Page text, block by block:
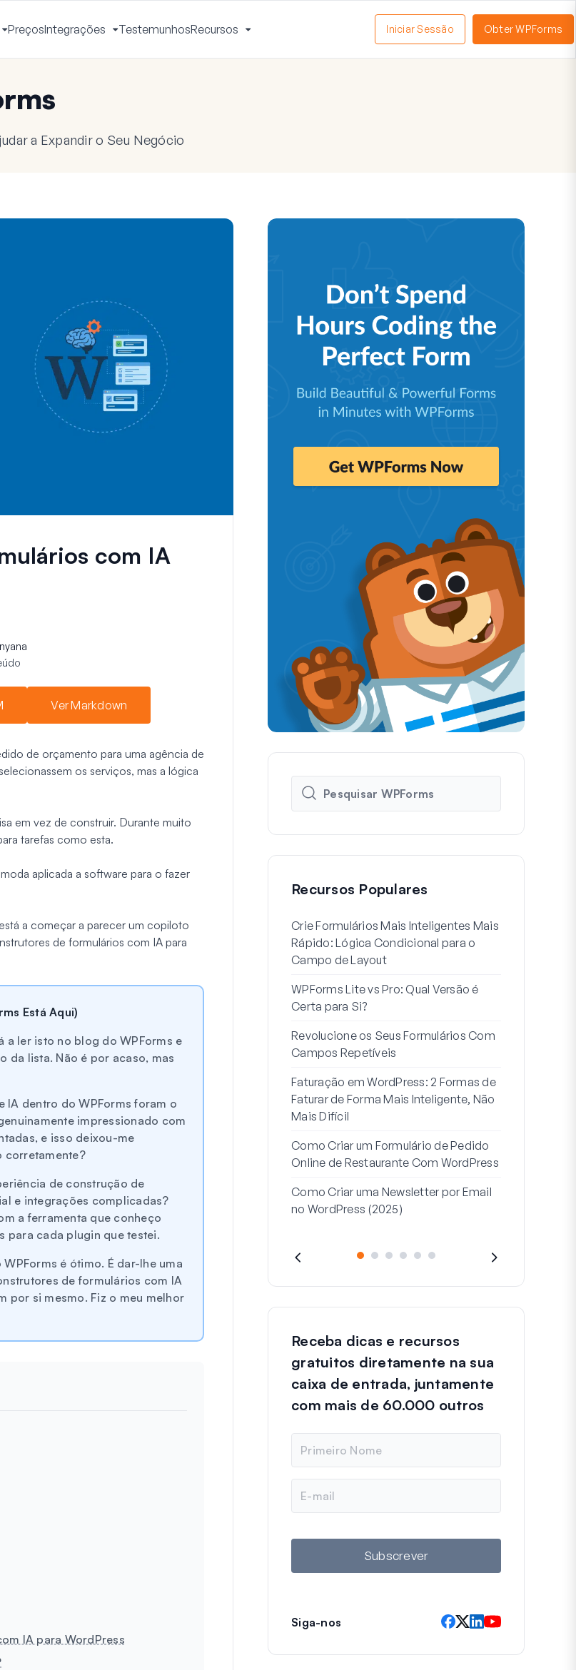
Ativar
Menu
PreçosIntegrações
Ativar
Menu
TestemunhosRecursos
Menu
Iniciar Sessão Obter WPForms
a Expandir o Seu Negócio
com IA
Ver Markdown
de orçamento para uma agência de
os serviços, mas a lógica
em vez de construir. Durante muito
tarefas como esta.
aplicada a software para o fazer
a começar a parecer um copiloto
de formulários com IA para
Está Aqui)
a ler isto no blog do WPForms e
da lista. Não é por acaso, mas
IA dentro do WPForms foram o
impressionado com
e isso deixou-me
corretamente?
de construção de
e integrações complicadas?
a ferramenta que conheço
para cada plugin que testei.
é ótimo. É dar-lhe uma
de formulários com IA
por si mesmo. Fiz o meu melhor
IA para WordPress
Recursos Populares
Crie Formulários Mais Inteligentes Mais
Rápido: Lógica Condicional para o
Campo de Layout
WPForms Lite vs Pro: Qual Versão é
Certa para Si?
Revolucione os Seus Formulários Com
Campos Repetíveis
Faturação em WordPress: 2 Formas de
Faturar de Forma Mais Inteligente, Não
Mais Difícil
Como Criar um Formulário de Pedido
Online de Restaurante Com WordPress
Como Criar uma Newsletter por Email
no WordPress (2025)
Receba dicas e recursos
gratuitos diretamente na sua
caixa de entrada, juntamente
com mais de 60.000 outros
m
e
a
l
Subscrever
Siga-nos